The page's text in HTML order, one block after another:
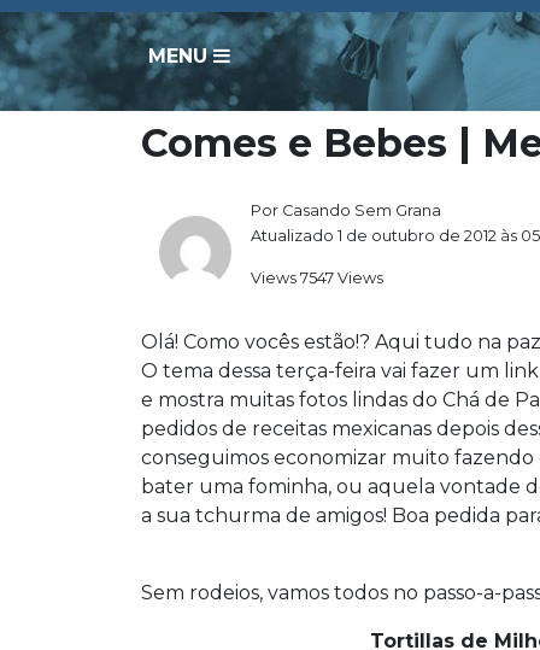
MENU
Comes e Bebes |
Por Casando Sem Grana
Atualizado 1 de outubro de 2012 às
Views 7547 Views
Olá! Como vocês estão!? Aqui tudo na
O tema dessa terça-feira vai fazer um
e mostra muitas fotos lindas do Chá de
pedidos de receitas mexicanas depois
conseguimos economizar muito fazendo
bater uma fominha, ou aquela vontade
a sua tchurma de amigos! Boa pedida
Sem rodeios, vamos todos no passo-a-
Tortillas de